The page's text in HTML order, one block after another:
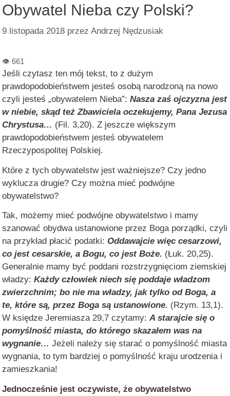
Obywatel Nieba czy Polski?
9 listopada 2018 przez Andrzej Nędzusiak
Jeśli czytasz ten mój tekst, to z dużym
prawdopodobieństwem jesteś osobą narodzoną na nowo
czyli jesteś „obywatelem Nieba”: Nasza zaś ojczyzna jest
w niebie, skąd też Zbawiciela oczekujemy, Pana Jezusa
Chrystusa… (Fil. 3,20). Z jeszcze większym
prawdopodobieństwem jesteś obywatelem
Rzeczypospolitej Polskiej.
Które z tych obywatelstw jest ważniejsze? Czy jedno
wyklucza drugie? Czy można mieć podwójne
obywatelstwo?
Tak, możemy mieć podwójne obywatelstwo i mamy
szanować obydwa ustanowione przez Boga porządki, czyli
na przykład płacić podatki: Oddawajcie więc cesarzowi,
co jest cesarskie, a Bogu, co jest Boże. (Łuk. 20,25).
Generalnie mamy być poddani rozstrzygnięciom ziemskiej
władzy: Każdy człowiek niech się poddaje władzom
zwierzchnim; bo nie ma władzy, jak tylko od Boga, a
te, które są, przez Boga są ustanowione. (Rzym. 13,1).
W księdze Jeremiasza 29,7 czytamy: A starajcie się o
pomyślność miasta, do którego skazałem was na
wygnanie… Jeżeli należy się starać o pomyślność miasta
wygnania, to tym bardziej o pomyślność kraju urodzenia i
zamieszkania!
Jednocześnie jest oczywiste, że obywatelstwo